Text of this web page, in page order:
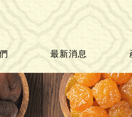
最新消息